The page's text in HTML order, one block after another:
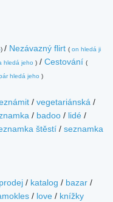
) / Nezávazný flirt ( on hledá ji
hledá jeho ) / Cestování (
hledá jeho )
/ vegetariánská /
/ badoo / lidé /
štěstí / seznamka
/ katalog / bazar /
/ love / knížky